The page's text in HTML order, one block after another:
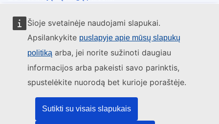
Šioje svetainėje naudojami slapukai.
Apsilankykite puslapyje apie mūsų slapukų
politiką arba, jei norite sužinoti daugiau
informacijos arba pakeisti savo parinktis,
spustelėkite nuorodą bet kurioje poraštėje.
Sutikti su visais slapukais